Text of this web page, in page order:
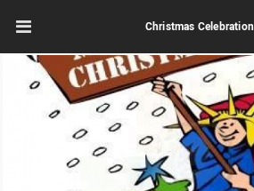
Christmas Celebration